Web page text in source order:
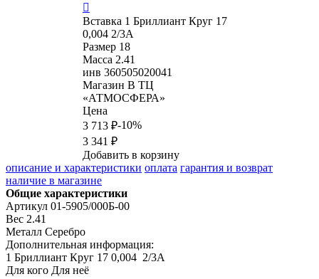

Вставка 1 Бриллиант Круг 17
0,004 2/3А
Размер 18
Масса 2.41
инв 360505020041
Магазин В ТЦ
«АТМОСФЕРА»
Цена
3 713 ₽-10%
3 341 ₽
Добавить в корзину
описание и характеристики оплата гарантия и возврат
наличие в магазине
Общие характеристики
Артикул 01-5905/000Б-00
Вес 2.41
Металл Серебро
Дополнительная информация:
1 Бриллиант Круг 17 0,004  2/3А
Для кого Для неё